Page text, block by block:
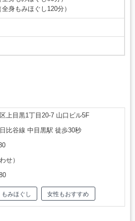
身もみほぐし120分）
上目黒1丁目20-7 山口ビル5F
比谷線 中目黒駅 徒歩30秒
せ）
もみほぐし 女性もおすすめ